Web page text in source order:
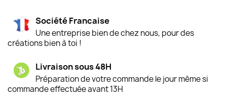
Société Francaise
Une entreprise bien de chez nous, pour des
créations bien à toi !
Livraison sous 48H
Préparation de votre commande le jour même si
commande effectuée avant 13H